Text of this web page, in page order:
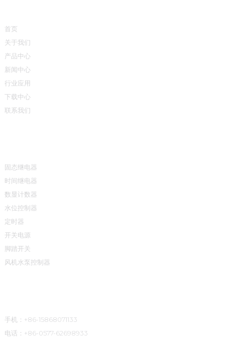
首页
关于我们
产品中心
新闻中心
行业应用
下载中心
联系我们
固态继电器
时间继电器
数显计数器
水位控制器
定时器
开关电源
脚踏开关
风机水泵控制器
手机：+86-15868071133
电话：+86-0577-62698933